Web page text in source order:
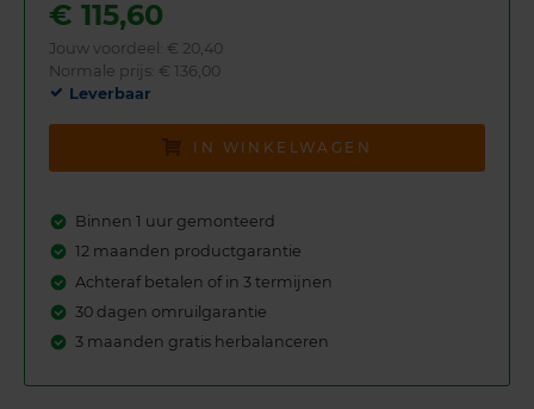
€ 115,60
Jouw voordeel: € 20,40
Normale prijs: € 136,00
Leverbaar
IN WINKELWAGEN
Binnen 1 uur gemonteerd
12 maanden productgarantie
Achteraf betalen of in 3 termijnen
30 dagen omruilgarantie
3 maanden gratis herbalanceren